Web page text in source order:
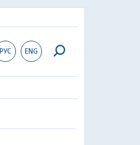
РУС ENG